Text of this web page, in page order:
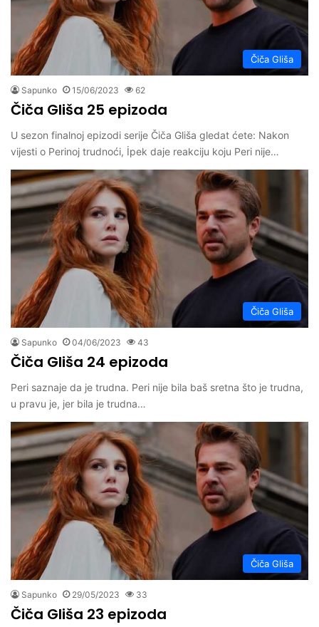
Čiča Gliša
Sapunko 15/06/2023 62
Čiča Gliša 25 epizoda
U sezon finalnoj epizodi serije Čiča Gliša gledat ćete: Nakon
vijesti o Perinoj trudnoći, İpek daje reakciju koju Peri nije…
Čiča Gliša
Sapunko 04/06/2023 43
Čiča Gliša 24 epizoda
Peri saznaje da je trudna. Peri nije bila baš sretna što je trudna,
u pravu je, jer bila je trudna…
Čiča Gliša
Sapunko 29/05/2023 33
Čiča Gliša 23 epizoda